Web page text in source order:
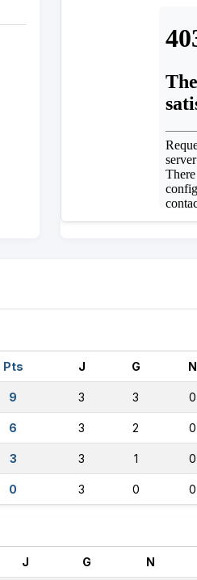
Pts J G N
9 3 3 0
6 3 2 0
3 3 1 0
0 3 0 0
J G N